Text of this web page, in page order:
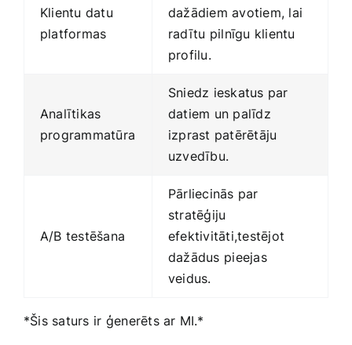
Klientu datu
platformas
dažādiem avotiem, lai
radītu⁢ pilnīgu klientu
profilu.
Analītikas
programmatūra
Sniedz ieskatus par
datiem un palīdz⁤
izprast patērētāju
uzvedību.
A/B testēšana
Pārliecinās par⁢
stratēģiju
efektivitāti,testējot
dažādus⁣ pieejas
veidus.
*Šis saturs ⁣ir ‌ģenerēts ar MI.*